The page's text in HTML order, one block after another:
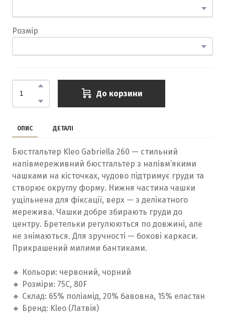
Розмір
До корзини
ОПИС ДЕТАЛІ
Бюстгальтер Kleo Gabriella 260 — стильний
напівмереживний бюстгальтер з напівм’якими
чашками на кісточках, чудово підтримує груди та
створює округлу форму. Нижня частина чашки
ущільнена для фіксації, верх — з делікатного
мережива. Чашки добре збирають груди до
центру. Бретельки регулюються по довжині, але
не знімаються. Для зручності — бокові каркаси.
Прикрашений милими бантиками.
🔸 Кольори: червоний, чорний
🔸 Розміри: 75C, 80F
🔸 Склад: 65% поліамід, 20% бавовна, 15% еластан
🔸 Бренд: Kleo (Латвія)